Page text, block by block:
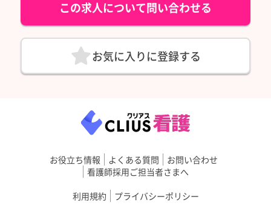
この求人について問い合わせる
お気に入りに登録する
お役立ち情報 よくある質問
お問い合わせ
看護師採用ご担当者さまへ
利用規約
プライバシーポリシー